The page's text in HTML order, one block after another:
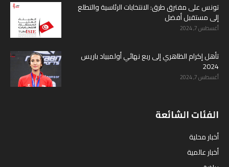
تونس على مفترق طرق: الانتخابات الرئاسية والتطلع
إلى مستقبل أفضل
أغسطس 7, 2024
تأهل إكرام الظاهري إلى ربع نهائي أولمبياد باريس
2024
أغسطس 7, 2024
الفئات الشائعة
أخبار محلية
أخبار عالمية